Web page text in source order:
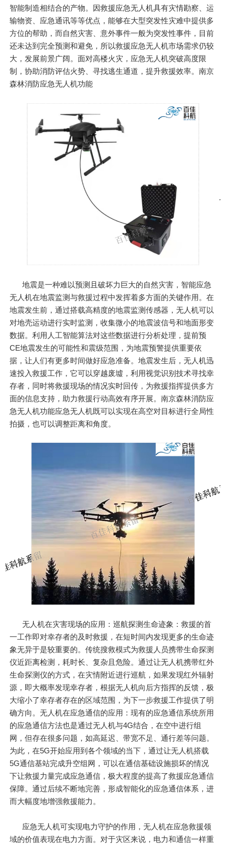
智能制造相结合的产物。因救援应急无人机具有灾情勘察、运
输物资、应急通讯等等优点，能够在大型突发性灾难中提供多
方位的帮助，而自然灾害、意外事件一般为突发性事件，目前
还未达到完全预测和避免，所以救援应急无人机市场需求仍较
大，发展前景广阔。面对高楼火灾，应急无人机突破高度限
制，协助消防评估火势、寻找逃生通道，提升救援效率。南京
森林消防应急无人机功能
地震是一种难以预测且破坏力巨大的自然灾害，智能应急
无人机在地震监测与救援过程中发挥着多方面的关键作用。在
地震发生前，通过搭载高精度的地震监测传感器，无人机可以
对地壳运动进行实时监测，收集微小的地震波信号和地面形变
数据。利用人工智能算法对这些数据进行分析处理，提前预
CE地震发生的可能性和震级范围，为地震预警提供重要依
据，让人们有更多时间做好应急准备。地震发生后，无人机迅
速投入救援工作，它可以穿越废墟，利用视觉识别技术寻找幸
存者，同时将救援现场的情况实时回传，为救援指挥提供多方
面的信息支持，助力救援行动高效有序开展。南京森林消防应
急无人机功能应急无人机既可以实现在高空对目标进行全局性
拍摄，也可以调整距离和角度。
无人机在灾害现场的应用：巡航探测生命迹象：救援的首
一工作即对幸存者的及时救援，在短时间内发现更多的生命迹
象无异于是较重要的。传统搜救模式为救援人员携带生命探测
仪近距离检测，耗时长、复杂且危险。通过让无人机携带红外
生命探测仪的方式，在灾情附近进行巡航，如果发现红外辐射
源，即大概率发现幸存者，根据无人机向后方指挥的反馈，极
大缩小了幸存者存在的区域范围，为下一步救援工作提供了明
确方向。无人机在应急通信的应用：现有的应急通信系统所用
的应急通信方法也是通过无人机与4G结合，在空中进行组
网，但存在很多问题，如高延迟、带宽不足、通行差等问题。
为此，在5G开始应用到各个领域的当下，通过让无人机搭载
5G通信基站完成升空组网，可以在通信基础设施损坏的情况
下让救援力量完成应急通信，极大程度的提高了救援应急通信
保障。通过后续不断地完善，形成智能化的应急通信体系，进
而大幅度地增强救援能力。
应急无人机可实现电力守护的作用，无人机在应急救援领
域的价值表现在电力方面。对于灾区来说，电力和通信一样重